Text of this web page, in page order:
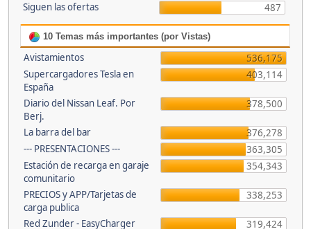
Siguen las ofertas 487
10 Temas más importantes (por Vistas)
Avistamientos
536,175
Supercargadores Tesla en
España
403,114
Diario del Nissan Leaf. Por
Berj.
378,500
La barra del bar
376,278
--- PRESENTACIONES ---
363,305
Estación de recarga en garaje
comunitario
354,343
PRECIOS y APP/Tarjetas de
carga publica
338,253
Red Zunder - EasyCharger 319,424